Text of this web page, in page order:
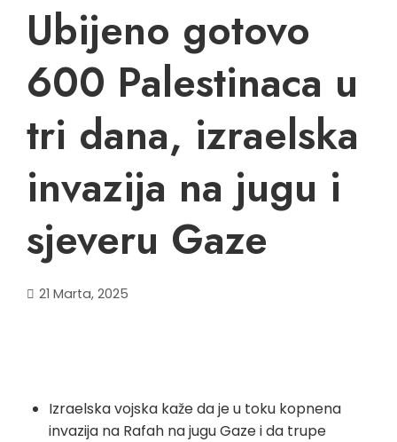
Ubijeno gotovo
600 Palestinaca u
tri dana, izraelska
invazija na jugu i
sjeveru Gaze
21 Marta, 2025
Izraelska vojska kaže da je u toku kopnena
invazija na Rafah na jugu Gaze i da trupe